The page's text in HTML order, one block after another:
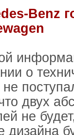
Benz
о
двух
не
дизайна